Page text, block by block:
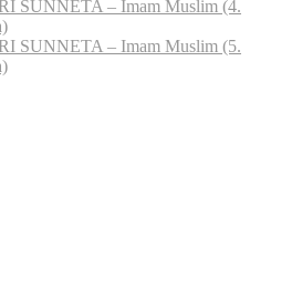
SUNNETA – Imam Muslim (4.
SUNNETA – Imam Muslim (5.